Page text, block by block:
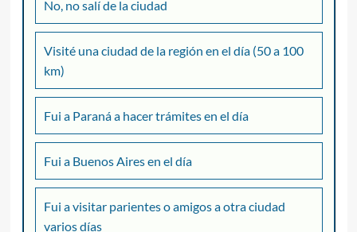
No, no salí de la ciudad
Visité una ciudad de la región en el día (50 a 100
km)
Fui a Paraná a hacer trámites en el día
Fui a Buenos Aires en el día
Fui a visitar parientes o amigos a otra ciudad
varios días